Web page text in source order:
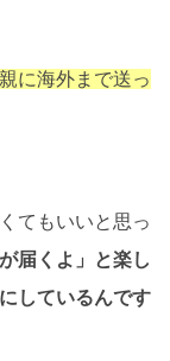
に海外まで送っ
てもいいと思っ
届くよ」と楽し
しているんです